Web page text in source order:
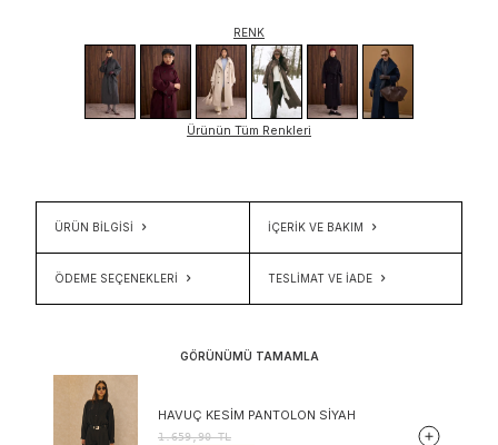
RENK
Ürünün Tüm Renkleri
ÜRÜN BİLGİSİ İÇERIK VE BAKIM
ÖDEME SEÇENEKLERI TESLIMAT VE İADE
GÖRÜNÜMÜ TAMAMLA
HAVUÇ KESIM PANTOLON SIYAH
1.659,90TL